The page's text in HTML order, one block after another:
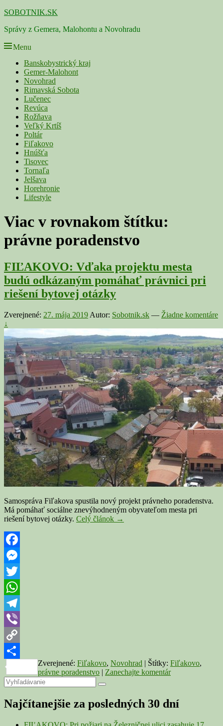
Skip
content
SOBOTNIK.SK
Správy z Gemera, Malohontu a Novohradu
Menu
Primárne
menu
Banskobystrický kraj
Gemer-Malohont
Novohrad
Rimavská Sobota
Lučenec
Revúca
Rožňava
Veľký Krtíš
Poltár
Fiľakovo
Hnúšťa
Tisovec
Tornaľa
Jelšava
Horehronie
Lifestyle
Viac v rovnakom štítku:
právne poradenstvo
FIĽAKOVO: Vďaka projektu mesta
budú odkázaným pomáhať právnici pri
riešení bytovej otázky
Zverejnené: 27. mája 2019 Autor: Sobotnik.sk — Žiadne komentáre
↓
Samospráva Fiľakova spustila nový projekt právneho poradenstva.
Má pomáhať sociálne znevýhodneným obyvateľom mesta pri
riešení bytovej otázky. Celý článok FIĽAKOVO:
→
Facebook
Messenger
Twitter
WhatsApp
Telegram
Viber
Copy
Link
Share
Zverejnené: Fiľakovo, Novohrad | Štítky: Fiľakovo,
právne poradenstvo | Zanechajte komentár
Primary
Sidebar
Widget
Area
Search
for:
Search
Najčítanejšie za posledných 30 dní